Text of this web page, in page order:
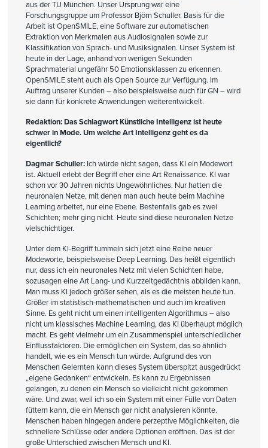
aus der TU München. Unser Ursprung war eine
Forschungsgruppe um Professor Björn Schuller. Basis für die
Arbeit ist OpenSMILE, eine Software zur automatischen
Extraktion von Merkmalen aus Audiosignalen sowie zur
Klassifikation von Sprach- und Musiksignalen. Unser System ist
heute in der Lage, anhand von wenigen Sekunden
Sprachmaterial ungefähr 50 Emotionsklassen zu erkennen.
OpenSMILE steht auch als Open Source zur Verfügung. Im
Auftrag unserer Kunden – also beispielsweise auch für GN – wird
sie dann für konkrete Anwendungen weiterentwickelt.
Redaktion: Das Schlagwort Künstliche Intelligenz ist heute
schwer in Mode. Um welche Art Intelligenz geht es da
eigentlich?
Dagmar Schuller: Ich würde nicht sagen, dass KI ein Modewort
ist. Aktuell erlebt der Begriff eher eine Art Renaissance. KI war
schon vor 30 Jahren nichts Ungewöhnliches. Nur hatten die
neuronalen Netze, mit denen man auch heute beim Machine
Learning arbeitet, nur eine Ebene. Bestenfalls gab es zwei
Schichten; mehr ging nicht. Heute sind diese neuronalen Netze
vielschichtiger.
Unter dem KI-Begriff tummeln sich jetzt eine Reihe neuer
Modeworte, beispielsweise Deep Learning. Das heißt eigentlich
nur, dass ich ein neuronales Netz mit vielen Schichten habe,
sozusagen eine Art Lang- und Kurzzeitgedächtnis abbilden kann.
Man muss KI jedoch größer sehen, als es die meisten heute tun.
Größer im statistisch-mathematischen und auch im kreativen
Sinne. Es geht nicht um einen intelligenten Algorithmus – also
nicht um klassisches Machine Learning, das KI überhaupt möglich
macht. Es geht vielmehr um ein Zusammenspiel unterschiedlicher
Einflussfaktoren. Die ermöglichen ein System, das so ähnlich
handelt, wie es ein Mensch tun würde. Aufgrund des von
Menschen Gelernten kann dieses System überspitzt ausgedrückt
„eigene Gedanken“ entwickeln. Es kann zu Ergebnissen
gelangen, zu denen ein Mensch so vielleicht nicht gekommen
wäre. Und zwar, weil ich so ein System mit einer Fülle von Daten
füttern kann, die ein Mensch gar nicht analysieren könnte.
Menschen haben hingegen andere perzeptive Möglichkeiten, die
schnellere Schlüsse oder andere Optionen eröffnen. Das ist der
große Unterschied zwischen Mensch und KI.